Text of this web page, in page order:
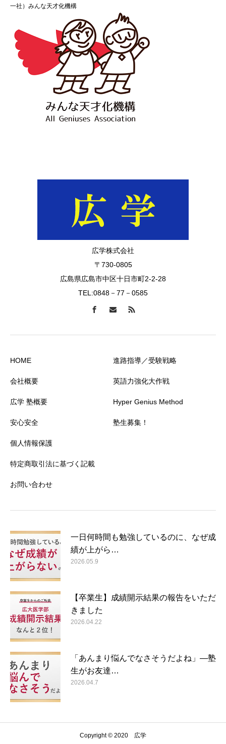
一社）みんな天才化機構
広学株式会社
〒730-0805
広島県広島市中区十日市町2-2-28
TEL:0848－77－0585
HOME
会社概要
広学 塾概要
安心安全
個人情報保護
特定商取引法に基づく記載
お問い合わせ
進路指導／受験戦略
英語力強化大作戦
Hyper Genius Method
塾生募集！
一日何時間も勉強しているのに、なぜ成
績が上がら…
2026.05.9
【卒業生】成績開示結果の報告をいただ
きました
2026.04.22
「あんまり悩んでなさそうだよね」―塾
生がお友達…
2026.04.7
Copyright © 2020 広学